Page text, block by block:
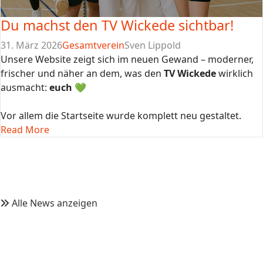
Du machst den TV Wickede sichtbar!
31. März 2026GesamtvereinSven Lippold
Unsere Website zeigt sich im neuen Gewand – moderner,
frischer und näher an dem, was den TV Wickedewirklich
ausmacht: euch 💚
Vor allem die Startseite wurde komplett neu gestaltet.
Read More
Alle News anzeigen